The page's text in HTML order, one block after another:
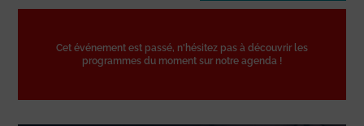
Cet événement est passé, n'hésitez pas à découvrir les
programmes du moment sur notre agenda !